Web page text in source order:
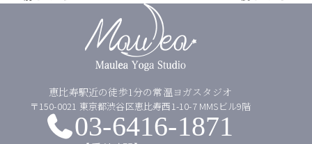
恵比寿駅近の徒歩1分の常温ヨガスタジオ
〒150-0021 東京都渋谷区恵比寿西1-10-7 MMSビル9階
03-6416-1871